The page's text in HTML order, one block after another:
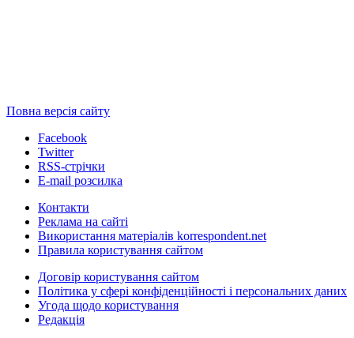
Повна версія сайту
Facebook
Twitter
RSS-стрічки
E-mail розсилка
Контакти
Реклама на сайті
Використання матеріалів korrespondent.net
Правила користування сайтом
Договір користування сайтом
Політика у сфері конфіденційності і персональних даних
Угода щодо користування
Редакція